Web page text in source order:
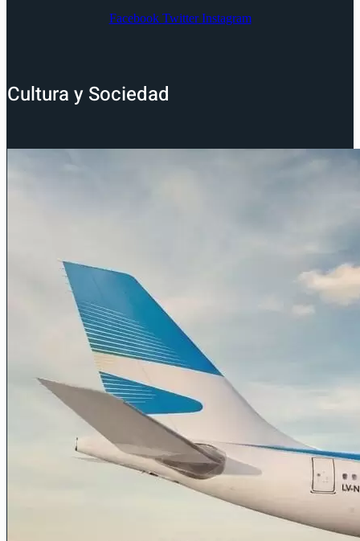
Facebook Twitter Instagram
Cultura y Sociedad